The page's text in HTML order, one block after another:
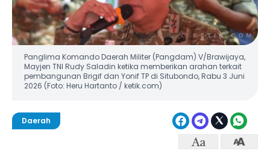
Panglima Komando Daerah Militer (Pangdam) V/Brawijaya,
Mayjen TNI Rudy Saladin ketika memberikan arahan terkait
pembangunan Brigif dan Yonif TP di Situbondo, Rabu 3 Juni
2026 (Foto: Heru Hartanto / ketik.com)
Daerah